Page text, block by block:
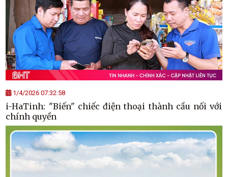
1/4/2026 07:32:58
i-HaTinh: "Biến" chiếc điện thoại thành cầu nối với
chính quyền